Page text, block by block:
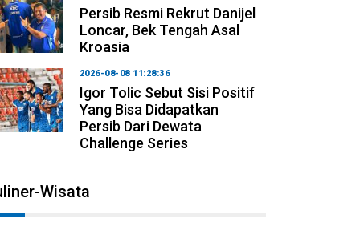
Persib Resmi Rekrut Danijel
Loncar, Bek Tengah Asal
Kroasia
2026-08-08 11:28:36
Igor Tolic Sebut Sisi Positif
Yang Bisa Didapatkan
Persib Dari Dewata
Challenge Series
Wisata